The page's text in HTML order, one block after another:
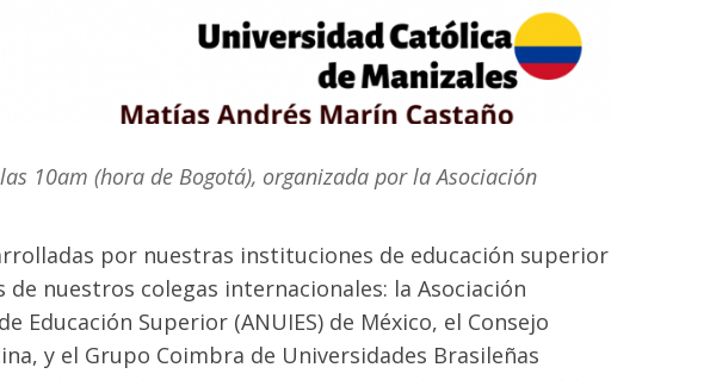
10am (hora de Bogotá), organizada por la Asociación
por nuestras instituciones de educación superior
nuestros colegas internacionales: la Asociación
Educación Superior (ANUIES) de México, el Consejo
y el Grupo Coimbra de Universidades Brasileñas